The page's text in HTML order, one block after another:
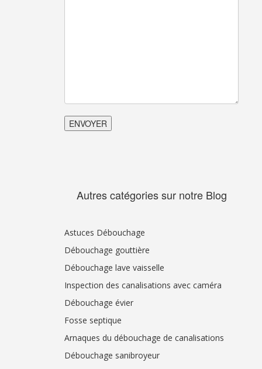
Autres catégories sur notre Blog
Astuces Débouchage
Débouchage gouttière
Débouchage lave vaisselle
Inspection des canalisations avec caméra
Débouchage évier
Fosse septique
Arnaques du débouchage de canalisations
Débouchage sanibroyeur